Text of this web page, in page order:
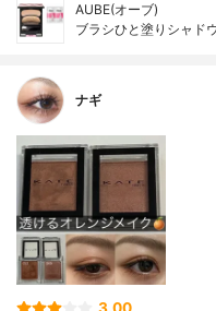
AUBE(オーブ)
ブラシひと塗りシャド
ナギ